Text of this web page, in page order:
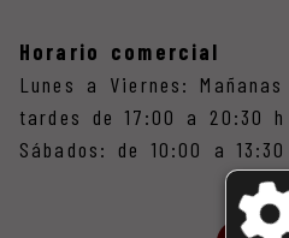
Horario comercial
Lunes a Viernes:
tardes de 17:00 a 20:30 h
Sábados: de 10:00 a 13:30